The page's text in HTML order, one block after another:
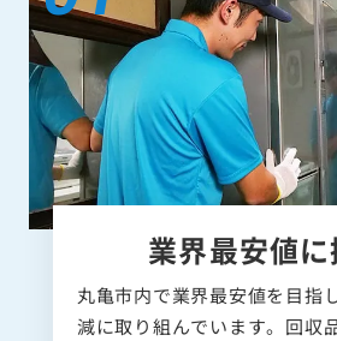
業界最安値
丸亀市内で業界最安値を目指
減に取り組んでいます。回収